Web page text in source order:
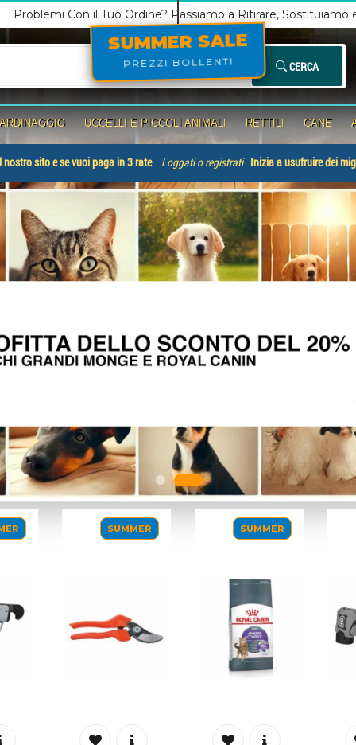
SUMMER SALE
PREZZI BOLLENTI
Problemi Con il Tuo Ordine? Passiamo a Ritirare, Sostituiamo
CERCA
UCCELLI E PICCOLI ANIMALI RETTILI CANE
sito e se vuoi paga in 3 rate Loggati o registrati Inizia a usufruire dei
SUMMER SUMMER SUMMER